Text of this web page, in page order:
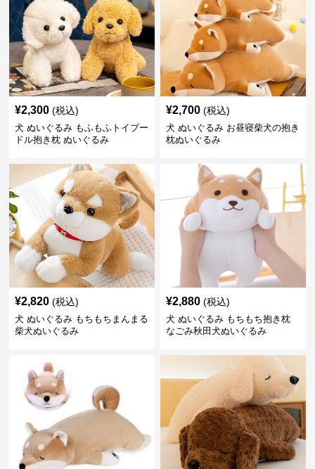
¥2,300 (税込)
犬 ぬいぐるみ もふもふトイプー
ドル抱き枕 ぬいぐるみ
¥2,700 (税込)
犬 ぬいぐるみ お昼寝柴犬の抱き
枕ぬいぐるみ
¥2,820 (税込)
犬 ぬいぐるみ もちもちまんまる
柴犬ぬいぐるみ
¥2,880 (税込)
犬 ぬいぐるみ もちもち抱き枕
なごみ秋田犬ぬいぐるみ